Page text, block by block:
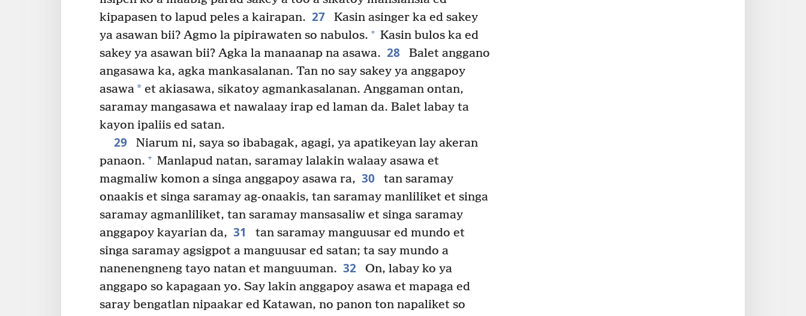
kipapasen to lapud peles a kairapan. 27
Kasin asinger ka ed sakey
ya asawan bii? Agmo la pipirawaten so nabulos. + Kasin bulos ka ed
sakey ya asawan bii? Agka la manaanap na asawa. 28
Balet anggano
angasawa ka, agka mankasalanan. Tan no say sakey ya anggapoy
asawa* et akiasawa, sikatoy agmankasalanan. Anggaman ontan,
saramay mangasawa et nawalaay irap ed laman da. Balet labay ta
kayon ipaliis ed satan.
29
Niarum ni, saya so ibabagak, agagi, ya apatikeyan lay akeran
panaon. + Manlapud natan, saramay lalakin walaay asawa et
magmaliw komon a singa anggapoy asawa ra, 30
tan saramay
onaakis et singa saramay ag-onaakis, tan saramay manliliket et singa
saramay agmanliliket, tan saramay mansasaliw et singa saramay
anggapoy kayarian da, 31
tan saramay manguusar ed mundo et
singa saramay agsigpot a manguusar ed satan; ta say mundo a
nanenengneng tayo natan et manguuman. 32
On, labay ko ya
anggapo so kapagaan yo. Say lakin anggapoy asawa et mapaga ed
saray bengatlan nipaakar ed Katawan, no panon ton napaliket so